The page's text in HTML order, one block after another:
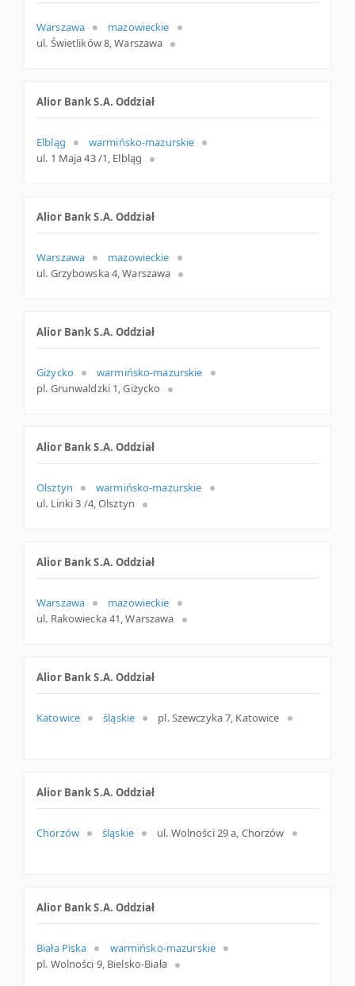
Warszawa
mazowieckie
ul. Świetlików 8, Warszawa
Alior Bank S.A. Oddział
Elbląg
warmińsko-mazurskie
ul. 1 Maja 43 /1, Elbląg
Alior Bank S.A. Oddział
Warszawa
mazowieckie
ul. Grzybowska 4, Warszawa
Alior Bank S.A. Oddział
Giżycko
warmińsko-mazurskie
pl. Grunwaldzki 1, Giżycko
Alior Bank S.A. Oddział
Olsztyn
warmińsko-mazurskie
ul. Linki 3 /4, Olsztyn
Alior Bank S.A. Oddział
Warszawa
mazowieckie
ul. Rakowiecka 41, Warszawa
Alior Bank S.A. Oddział
Katowice śląskie pl. Szewczyka 7, Katowice
Alior Bank S.A. Oddział
Chorzów śląskie ul. Wolności 29 a, Chorzów
Alior Bank S.A. Oddział
Biała Piska
warmińsko-mazurskie
pl. Wolności 9, Bielsko-Biała